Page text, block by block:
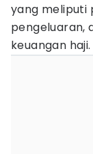
yang meliputi
pengeluaran,
keuangan haji.